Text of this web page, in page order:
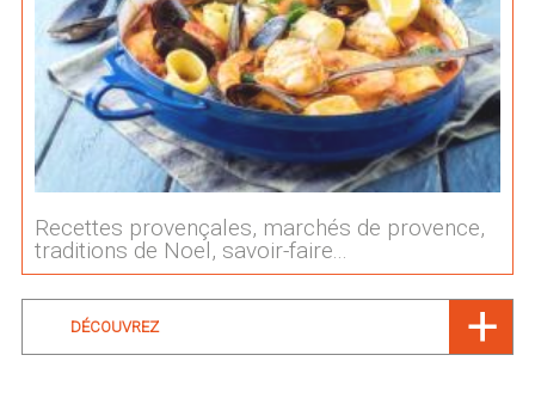
Recettes provençales, marchés de provence,
traditions de Noel, savoir-faire...
DÉCOUVREZ